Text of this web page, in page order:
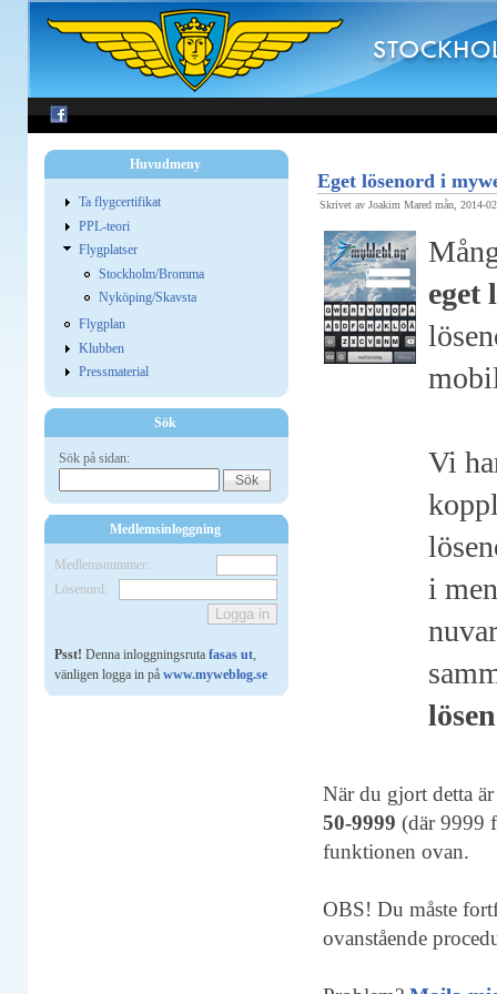
Huvudmeny
Ta flygcertifikat
PPL-teori
Flygplatser
Stockholm/Bromma
Nyköping/Skavsta
Flygplan
Klubben
Pressmaterial
Sök
Sök på sidan:
Medlemsinloggning
Medlemsnummer:
Lösenord:
Psst! Denna inloggningsruta fasas ut,
vänligen logga in på www.myweblog.se
Eget lösenord i
Skrivet av Joakim Mared mån, 2014-
eget
Vi
i
När du gjort detta
50-9999 (där 9999
funktionen ovan.
OBS! Du måste
ovanstående